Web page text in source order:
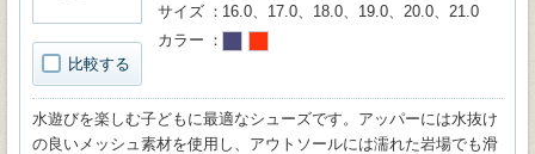
比較する
サイズ
16.0、17.0、18.0、19.0、20.0、21.0
カラー
水遊びを楽しむ子どもに最適なシューズです。アッパーには水抜け
の良いメッシュ素材を使用し、アウトソールには濡れた岩場でも滑